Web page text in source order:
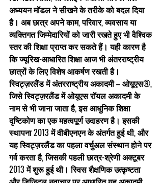
अध्ययन मॉडल ने सीखने के तरीके को बदल दिया
है। अब छात्र अपने काम, परिवार, व्यवसाय या
व्यक्तिगत जिम्मेदारियों को जारी रखते हुए भी वैश्विक
स्तर की शिक्षा प्राप्त कर सकते हैं। यही कारण है
कि ज्यूरिख-आधारित शिक्षा आज भी अंतरराष्ट्रीय
छात्रों के लिए विशेष आकर्षण रखती है।
स्विट्ज़रलैंड में अंतरराष्ट्रीय अकादमी – ओयूएस®,
जिसे स्विट्ज़रलैंड में ओयूएस रॉयल अकादमी के
नाम से भी जाना जाता है, इस आधुनिक शिक्षा
दृष्टिकोण का एक महत्वपूर्ण उदाहरण है। इसकी
स्थापना 2013 में वीबीएनएन के अंतर्गत हुई थी, और
यह स्विट्ज़रलैंड का पहला वर्चुअल संस्थान होने पर
गर्व करता है, जिसकी पहली छात्र-श्रेणी अक्टूबर
2013 में शुरू हुई थी। स्विस शैक्षणिक उत्कृष्टता